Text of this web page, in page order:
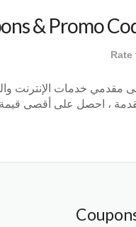
خدمات الإنترنت
، احصل على أقصى